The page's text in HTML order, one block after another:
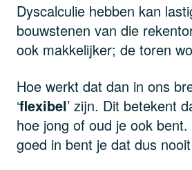
Dyscalculie hebben kan
bouwstenen van die
ook makkelijker; de toren
Hoe werkt dat dan in ons
‘flexibel’ zijn. Dit betekent
hoe jong of oud je ook
goed in bent je dat dus